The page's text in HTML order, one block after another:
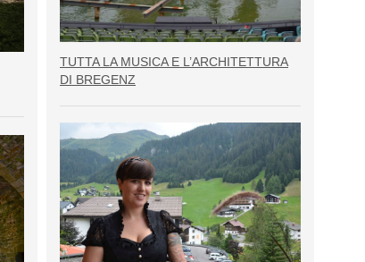
TUTTA LA MUSICA E L’ARCHITETTURA
DI BREGENZ